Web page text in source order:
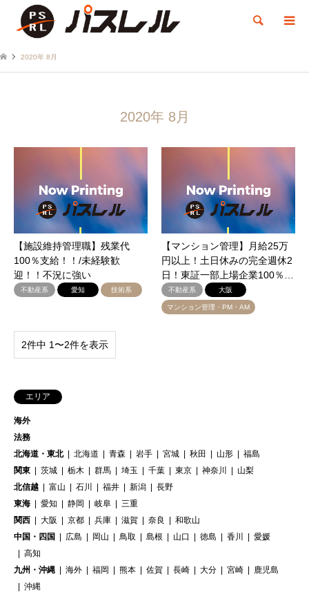
検索
2020年 8月
2020年 8月
【施設維持管理職】残業代
100％支給！！/未経験歓
迎！！不況に強い
不動産系 愛知 技術系
【マンション管理】月給25万
円以上！土日休みの完全週休2
日！東証一部上場企業100％…
不動産系 大阪
マンション管理・PM・AM
2件中 1〜2件を表示
エリア
海外
法務
北海道・東北
北海道 青森 岩手 宮城 秋田 山形
福島
関東
茨城 栃木 群馬 埼玉 千葉 東京 神奈川
山梨
北信越
富山 石川 福井 新潟
長野
東海
愛知 静岡 岐阜
三重
関西
大阪 京都 兵庫 滋賀 奈良
和歌山
中国・四国
広島 岡山 鳥取 島根 山口 徳島 香川
愛媛
高知
九州・沖縄
海外 福岡 熊本 佐賀 長崎 大分 宮崎
鹿児島
沖縄